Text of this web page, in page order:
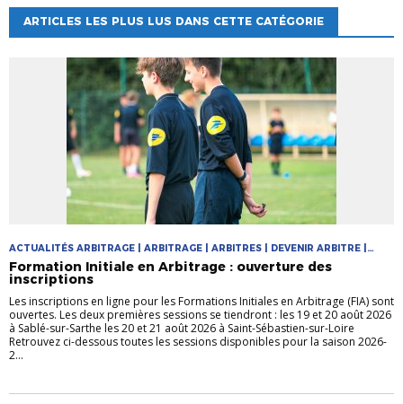
ARTICLES LES PLUS LUS DANS CETTE CATÉGORIE
ACTUALITÉS ARBITRAGE | ARBITRAGE | ARBITRES | DEVENIR ARBITRE |
FORMATIONS
Formation Initiale en Arbitrage : ouverture des
inscriptions
Les inscriptions en ligne pour les Formations Initiales en Arbitrage (FIA) sont
ouvertes. Les deux premières sessions se tiendront : les 19 et 20 août 2026
à Sablé-sur-Sarthe les 20 et 21 août 2026 à Saint-Sébastien-sur-Loire
Retrouvez ci-dessous toutes les sessions disponibles pour la saison 2026-
2...